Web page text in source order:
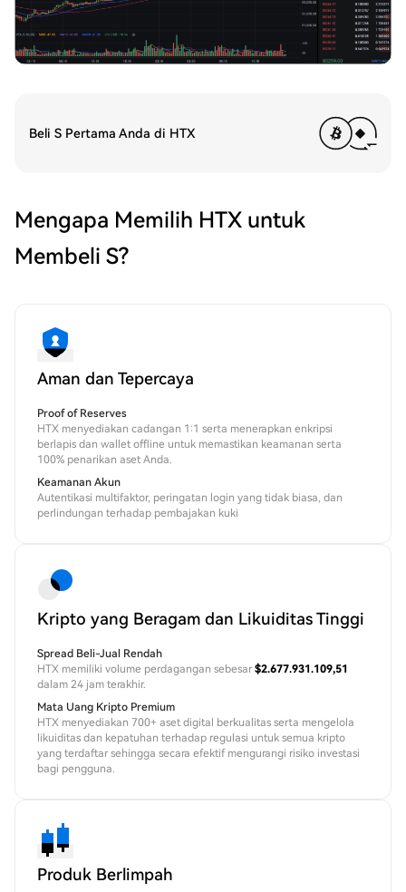
Beli S Pertama Anda di HTX
Mengapa Memilih HTX untuk
Membeli S?
Aman dan Tepercaya
Proof of Reserves
HTX menyediakan cadangan 1:1 serta menerapkan enkripsi
berlapis dan wallet offline untuk memastikan keamanan serta
100% penarikan aset Anda.
Keamanan Akun
Autentikasi multifaktor, peringatan login yang tidak biasa, dan
perlindungan terhadap pembajakan kuki
Kripto yang Beragam dan Likuiditas Tinggi
Spread Beli-Jual Rendah
HTX memiliki volume perdagangan sebesar $2.677.931.109,51
dalam 24 jam terakhir.
Mata Uang Kripto Premium
HTX menyediakan 700+ aset digital berkualitas serta mengelola
likuiditas dan kepatuhan terhadap regulasi untuk semua kripto
yang terdaftar sehingga secara efektif mengurangi risiko investasi
bagi pengguna.
Produk Berlimpah